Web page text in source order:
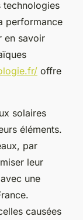
technologies
performance
en savoir
offre
solaires
éléments.
par
leur
une
causées